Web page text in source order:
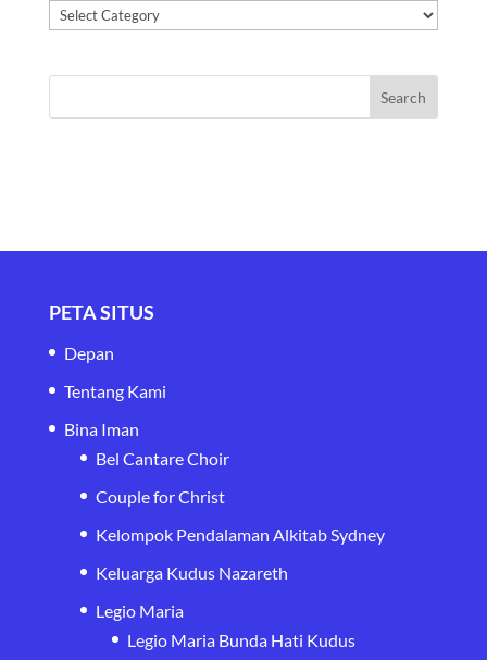
Kategori
PETA SITUS
Depan
Tentang Kami
Bina Iman
Bel Cantare Choir
Couple for Christ
Kelompok Pendalaman Alkitab Sydney
Keluarga Kudus Nazareth
Legio Maria
Legio Maria Bunda Hati Kudus